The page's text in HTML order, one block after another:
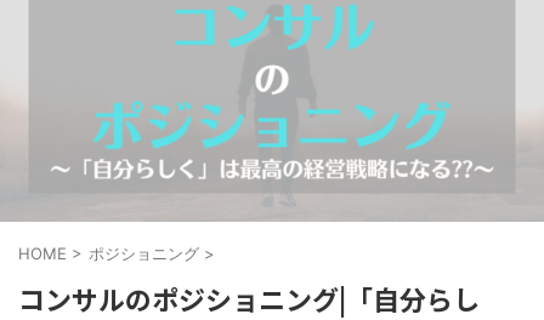
HOME > ポジショニング >
コンサルのポジショニング|「自分らし